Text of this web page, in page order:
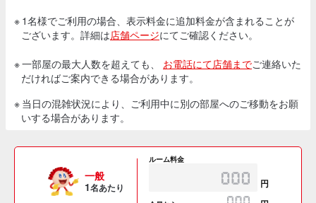
※ 1名様でご利用の場合、表示料金に追加料金が含まれることが
ございます。詳細は店舗ページにてご確認ください。
※ 一部屋の最大人数を超えても、 お電話にて店舗までご連絡いた
だければご案内できる場合があります。
※ 当日の混雑状況により、ご利用中に別の部屋へのご移動をお願
いする場合があります。
一般
1名あたり
ルーム料金
円